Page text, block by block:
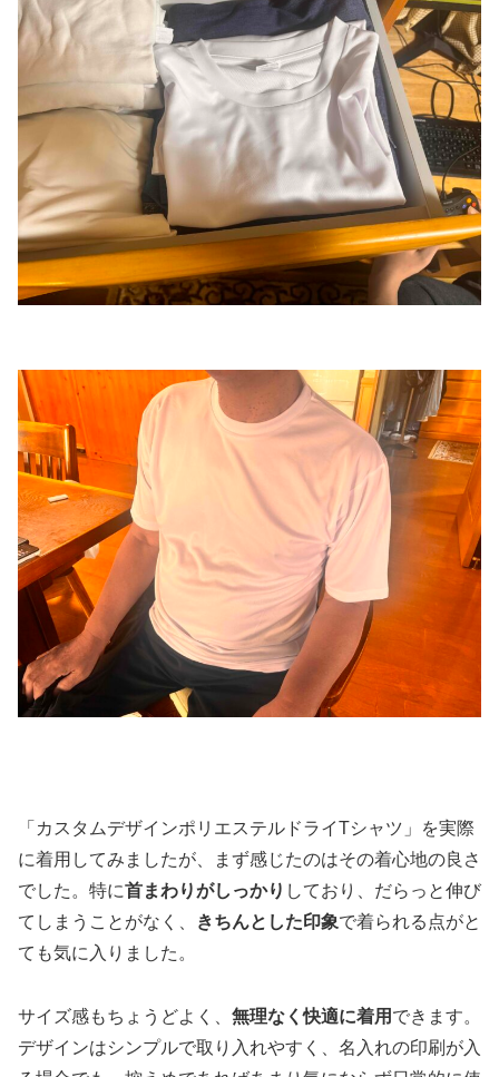
「カスタムデザインポリエステルドライTシャツ」を実際
に着用してみましたが、まず感じたのはその着心地の良さ
でした。特に首まわりがしっかり しており、だらっと伸び
てしまうことがなく、
きちんとした印象で着られる点がと
ても気に入りました。
サイズ感もちょうどよく、 無理なく快適に着用 できます。
デザインはシンプルで取り入れやすく、名入れの印刷が入